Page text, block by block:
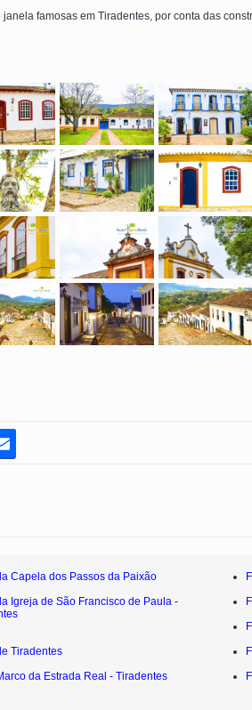
famosas em Tiradentes, por conta das
Capela dos Passos da Paixão
Igreja de São Francisco de Paula -
Tiradentes
da Estrada Real - Tiradentes